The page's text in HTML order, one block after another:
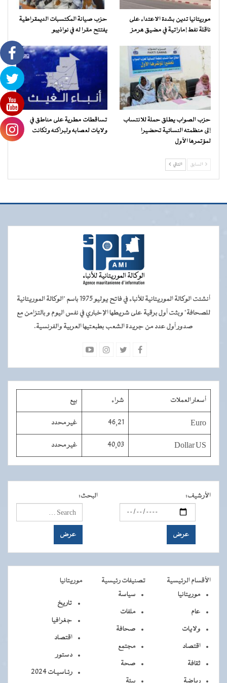
موريتانيا تدين بشدة الاعتداء على
ناقلة نفط إماراتية في مضيق هرمز
حزب صيانة المكتسبات الديمقراطية
يفتتح مقرا له في نواذيبو
حزب الصواب يطلق حملة للانتساب
إلى منظمته النسائية تحضيرا
لمؤتمرها الأول
تساقطات مطرية على مناطق في
ولايات لعصابه ولبراكنه وتكانت
السابق التالي
أنشئت الوكالة الموريتانية للأنباء في فاتح يوليو 1975 باسم "الوكالة الموريتانية
للصحافة" وبثت أول برقية على شريطها الإخباري في نفس اليوم و بالتزامن مع
صدور أول عدد من جريدة الشعب بطبعتيها العربية والفرنسية.
أسعار العملات شراء بيع
Euro
46,21 غير محدد
Dollar US
40,03 غير محدد
الأرشيف: البحث:
الأقسام الرئيسية تصنيفات رئيسية
موريتانيا
موريتانيا
عام
ولايات
اقتصاد
ثقافة
رياضة
سياسة
ملفات
صحافة
مجتمع
صحة
بيئة
تاريخ
جغرافيا
اقتصاد
دستور
رئـاسيـات 2024